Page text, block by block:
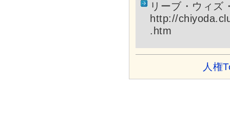
リーブ・ウィズ
http://
.htm
人権